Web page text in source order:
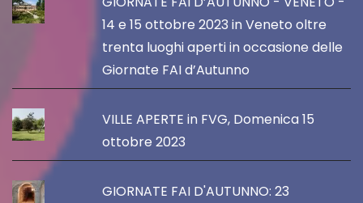
14 e 15 ottobre 2023 in Veneto oltre
trenta luoghi aperti in occasione delle
Giornate FAI d’Autunno
VILLE APERTE in FVG, Domenica 15
ottobre 2023
GIORNATE FAI D'AUTUNNO: 23